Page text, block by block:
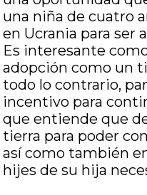
una niña de cuatro
en Ucrania para ser
Es interesante
adopción como un
todo lo contrario,
incentivo para
que entiende que
tierra para poder
así como también
hijes de su hija